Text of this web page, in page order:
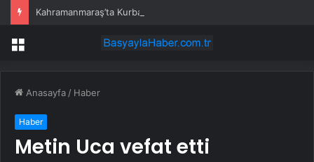
Kahramanmaraş’ta Kurban Keserken Yaralanma
Menü
Anasayfa / Haber
Haber
Metin Uca vefat etti